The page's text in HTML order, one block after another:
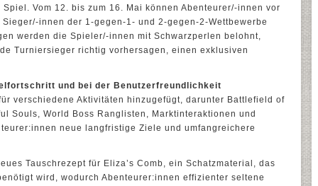
Vom 12. bis zum 16. Mai können Abenteurer/-innen vor
innen der 1-gegen-1- und 2-gegen-2-Wettbewerbe
werden die Spieler/-innen mit Schwarzperlen belohnt,
Turniersieger richtig vorhersagen, einen exklusiven
und bei der Benutzerfreundlichkeit
verschiedene Aktivitäten hinzugefügt, darunter Battlefield of
Souls, World Boss Ranglisten, Marktinteraktionen und
neue langfristige Ziele und umfangreichere
Tauschrezept für Eliza’s Comb, ein Schatzmaterial, das
wird, wodurch Abenteurer:innen effizienter seltene